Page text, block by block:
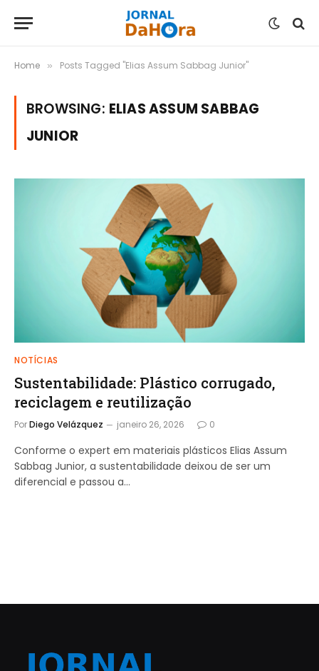
Home » Posts Tagged "Elias Assum Sabbag Junior"
BROWSING: ELIAS ASSUM SABBAG
JUNIOR
NOTÍCIAS
Sustentabilidade: Plástico corrugado,
reciclagem e reutilização
PorDiego Velázquez janeiro 26, 2026 0
Conforme o expert em materiais plásticos Elias Assum
Sabbag Junior, a sustentabilidade deixou de ser um
diferencial e passou a…